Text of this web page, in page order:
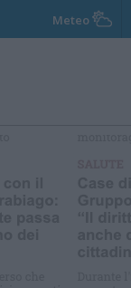
Meteo